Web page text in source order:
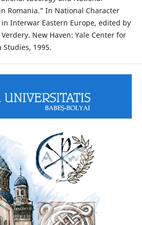
Romania.” In National Character
Interwar Eastern Europe, edited by
New Haven: Yale Center for
1995.